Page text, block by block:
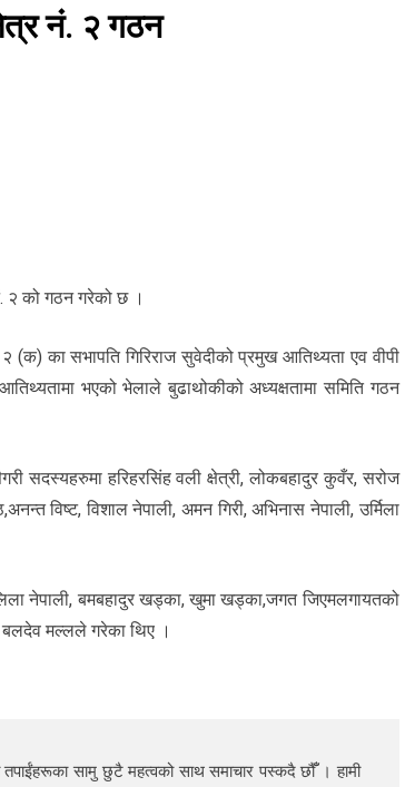
नं. २ गठन
२ को गठन गरेको छ ।
(क) का सभापति गिरिराज सुवेदीको प्रमुख आतिथ्यता एव वीपी
भएको भेलाले बुढाथोकीको अध्यक्षतामा समिति गठन
सदस्यहरुमा हरिहरसिंह वली क्षेत्री, लोकबहादुर कुवँर, सरोज
विष्ट, विशाल नेपाली, अमन गिरी, अभिनास नेपाली, उर्मिला
नेपाली, बमबहादुर खड्का, खुमा खड्का,जगत जिएमलगायतको
मल्लले गरेका थिए ।
तपाईंहरूका सामु छुटै महत्वको साथ समाचार पस्कदै छौँँ । हामी